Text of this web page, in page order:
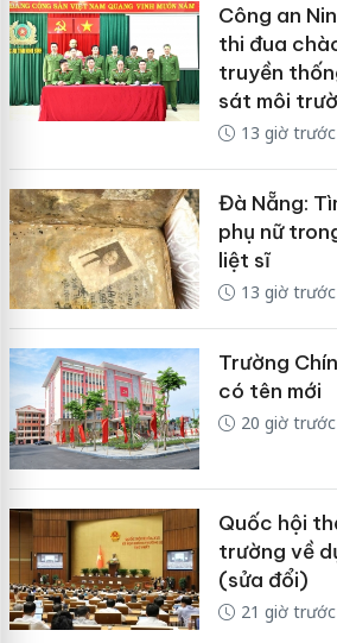
Công an
thi đua
truyền
sát môi
13 giờ trước
Đà Nẵng:
phụ nữ
liệt sĩ
13 giờ trước
Trường
có tên mới
20 giờ trước
Quốc hội
trường về
(sửa đổi)
21 giờ trước